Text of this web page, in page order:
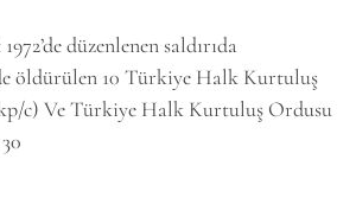
düzenlenen saldırıda
öldürülen 10 Türkiye Halk Kurtuluş
c) Ve Türkiye Halk Kurtuluş Ordusu